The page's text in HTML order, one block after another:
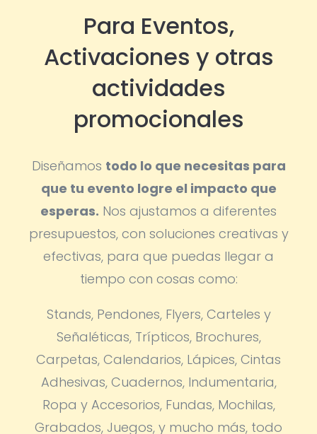
Para Eventos,
Activaciones y otras
actividades
promocionales
Diseñamos todo lo que necesitas para
que tu evento logre el impacto que
esperas. Nos ajustamos a diferentes
presupuestos, con soluciones creativas y
efectivas, para que puedas llegar a
tiempo con cosas como:
Stands, Pendones, Flyers, Carteles y
Señaléticas, Trípticos, Brochures,
Carpetas, Calendarios, Lápices, Cintas
Adhesivas, Cuadernos, Indumentaria,
Ropa y Accesorios, Fundas, Mochilas,
Grabados, Juegos, y mucho más, todo